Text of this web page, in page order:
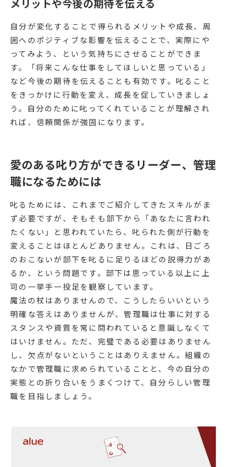
メリットや今後の期待を伝える
自分が変化することで得られるメリットや成長、周
囲へのポジティブな影響を伝えることで、実際にや
ってみよう、という気持ちにさせることができま
す。「将来こんな仕事をしてほしいと思っている」
など今後の期待を伝えることも有効です。叱ること
をきっかけに行動を変え、成長を促していきましょ
う。自分のために叱ってくれていることが理解され
れば、信頼関係が強固になります。
愛のある叱り方ができるリーダー、管理
職になるためには
叱るためには、これまでご紹介してきたスキルがま
ず必要ですが、そもそも部下から「あなたに言われ
たくない」と思われていたら、叱られた側が行動を
変えることはほとんどありません。これは、日ごろ
のおこないが部下を叱るに足りるほどの説得力があ
るか、という問題です。部下は思っている以上に上
司の一挙手一投足を観察しています。
魔法の杖はありませんので、こうしたらいいという
明確な答えはありませんが、管理職は仕事に対する
スタンスや資質を常に問われていると意識しなくて
はいけません。ただ、完璧である必要はありません
し、欠点がないということはありえません。組織の
なかで管理職に求められていることと、今の自分の
実態との折り合いをうまくつけて、自分らしい管理
職を目指しましょう。